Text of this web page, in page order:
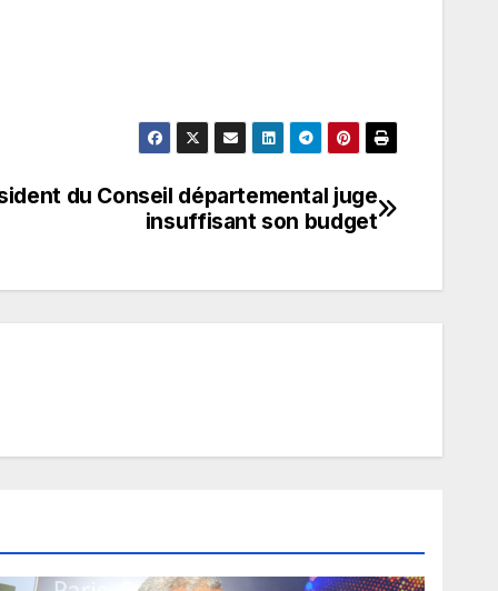
du Conseil départemental juge
insuffisant son budget